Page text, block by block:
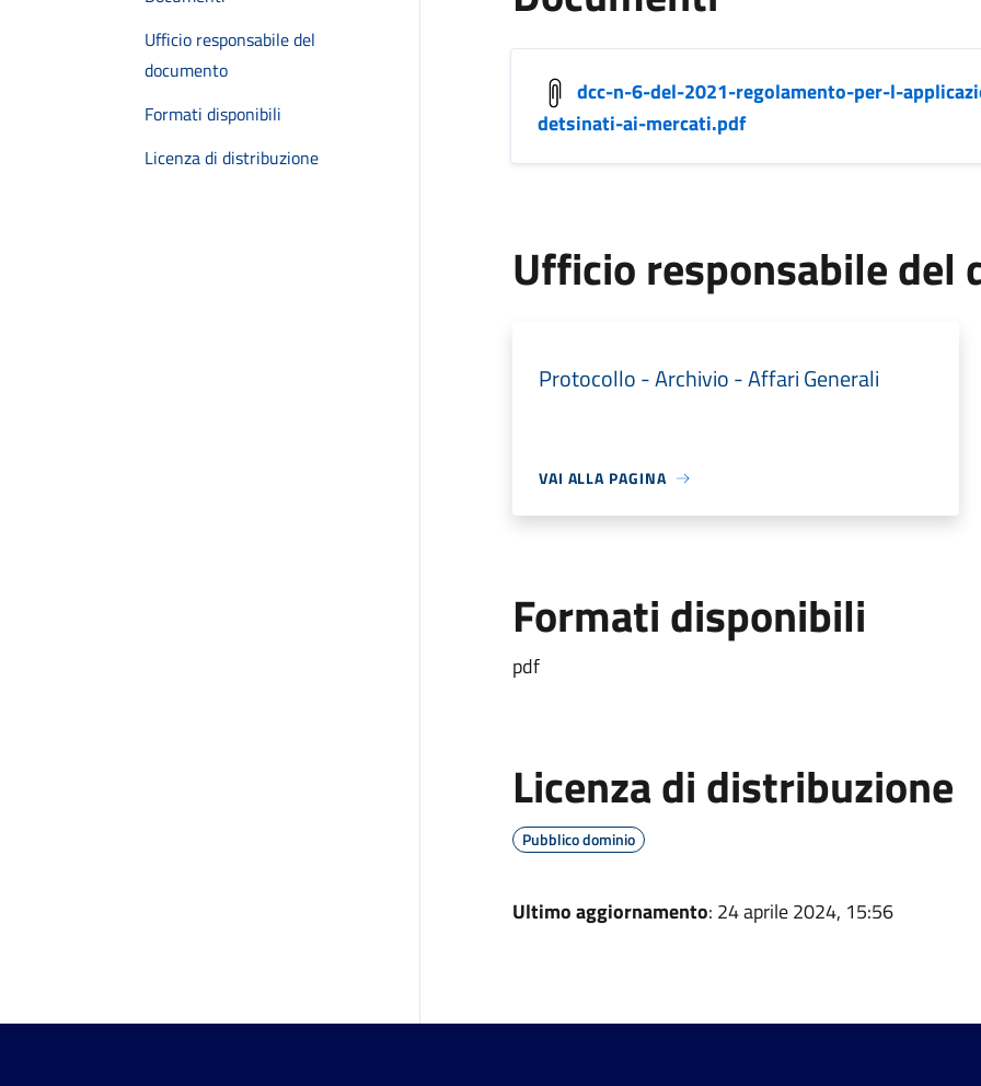
Ufficio responsabile del
documento
Formati disponibili
Licenza di distribuzione
dcc-n-6-del-2021-regolamento-per-l-
detsinati-ai-mercati.pdf
Ufficio responsabile del
Protocollo - Archivio - Affari Generali
VAI ALLA PAGINA
Formati disponibili
pdf
Licenza di distribuzione
Pubblico dominio
Ultimo aggiornamento: 24 aprile 2024, 15:56